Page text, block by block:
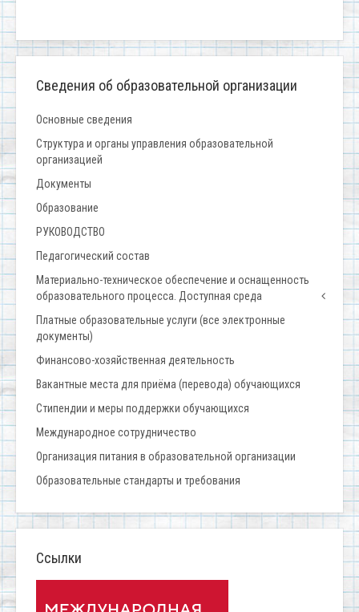
Сведения об образовательной организации
Основные сведения
Структура и органы управления образовательной
организацией
Документы
Образование
РУКОВОДСТВО
Педагогический состав
Материально-техническое обеспечение и оснащенность
образовательного процесса. Доступная среда
Платные образовательные услуги (все электронные
документы)
Финансово-хозяйственная деятельность
Вакантные места для приёма (перевода) обучающихся
Стипендии и меры поддержки обучающихся
Международное сотрудничество
Организация питания в образовательной организации
Образовательные стандарты и требования
Ссылки